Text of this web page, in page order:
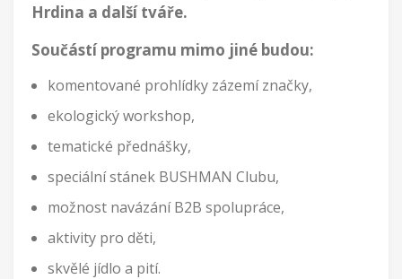
Hrdina a další tváře.
Součástí programu mimo jiné budou:
komentované prohlídky zázemí značky,
ekologický workshop,
tematické přednášky,
speciální stánek BUSHMAN Clubu,
možnost navázání B2B spolupráce,
aktivity pro děti,
skvělé jídlo a pití.